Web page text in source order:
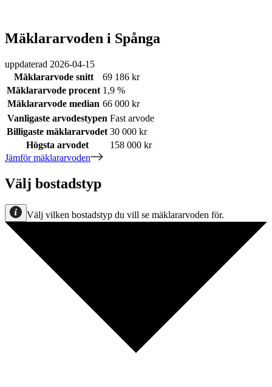
Mäklararvoden i Spånga
uppdaterad 2026-04-15
Mäklararvode snitt
69 186 kr
Mäklararvode procent 1,9 %
Mäklararvode median 66 000 kr
Vanligaste arvodestypen Fast arvode
Billigaste mäklararvodet 30 000 kr
Högsta arvodet
158 000 kr
Jämför mäklararvoden
Välj bostadstyp
Välj vilken bostadstyp du vill se mäklararvoden för.